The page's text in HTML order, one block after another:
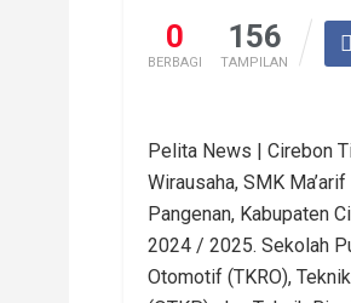
0
BERBAGI
156
TAMPILAN
Pelita News | Cirebon
Wirausaha, SMK
Pangenan, Kabupaten
2024 / 2025. Sekolah
Otomotif (TKRO),